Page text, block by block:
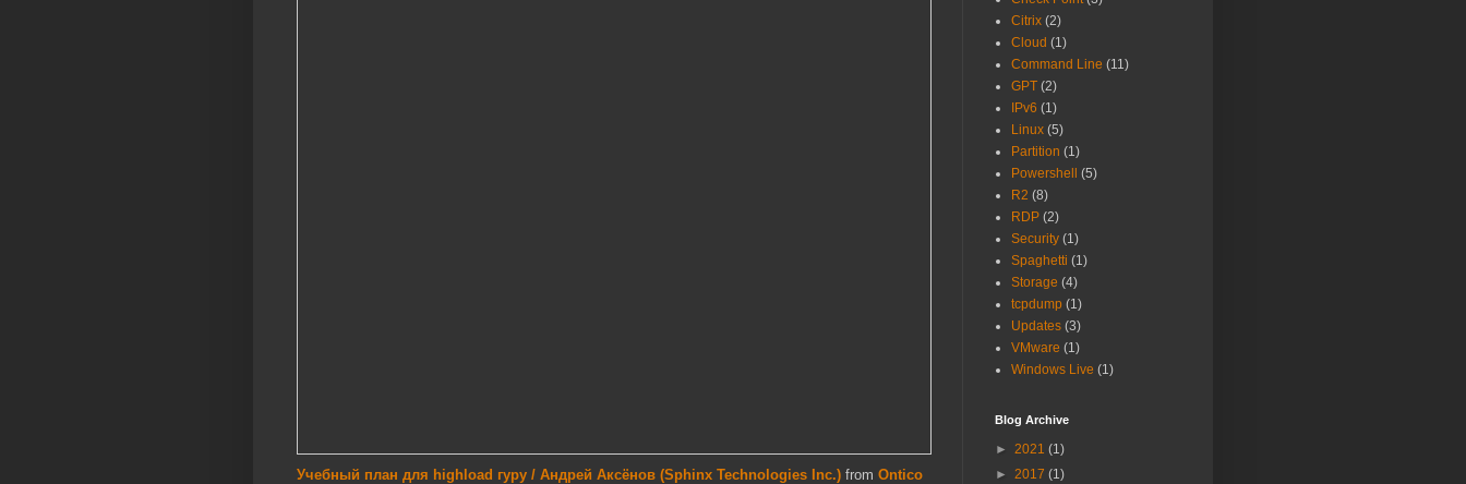
Учебный план для highload гуру / Андрей Аксёнов (Sphinx Technologies Inc.) from Ontico
Citrix (2)
Cloud (1)
Command Line (11)
GPT (2)
IPv6 (1)
Linux (5)
Partition (1)
Powershell
(5)
R2 (8)
RDP (2)
Security (1)
Spaghetti (1)
Storage (4)
tcpdump (1)
Updates (3)
VMware (1)
Windows Live (1)
Blog Archive
► 2021 (1)
► 2017 (1)